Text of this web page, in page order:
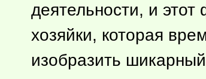
деятельности, и
хозяйки, которая
изобразить